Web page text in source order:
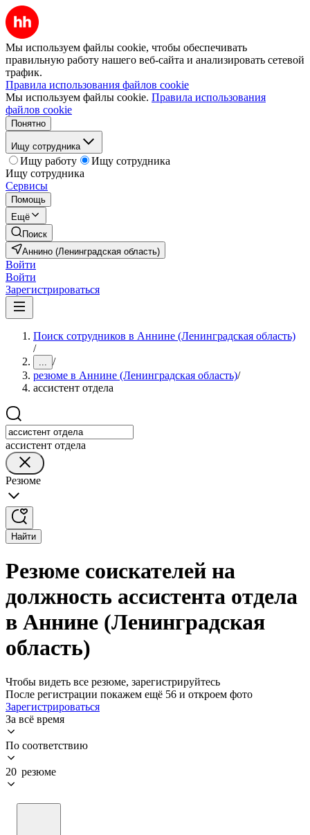
Мы используем файлы cookie, чтобы обеспечивать
правильную работу нашего веб-сайта и анализировать сетевой
трафик.
Правила использования файлов cookie
Мы используем файлы cookie. Правила использования
файлов cookie
Понятно
Ищу сотрудника
Ищу работу
Ищу сотрудника
Ищу сотрудника
Сервисы
Помощь
Ещё
Поиск
Аннино (Ленинградская область)
Войти
Войти
Зарегистрироваться
Поиск сотрудников в Аннине (Ленинградская область)
/
... /
резюме в Аннине (Ленинградская область)/
ассистент отдела
ассистент отдела
Резюме
Найти
Резюме соискателей на
должность ассистента отдела
в Аннине (Ленинградская
область)
Чтобы видеть все резюме, зарегистрируйтесь
После регистрации покажем ещё 56 и откроем фото
Зарегистрироваться
За всё время
По соответствию
20 резюме